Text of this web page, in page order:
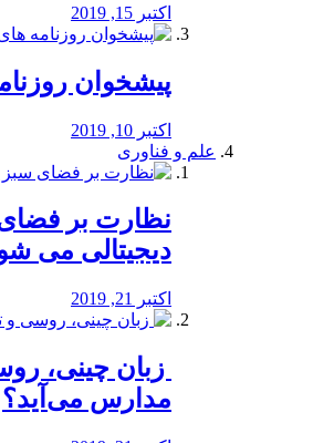
اکتبر 15, 2019
پیشخوان
اکتبر 10, 2019
علم و فناوری
نظارت بر
دیجیتالی می
اکتبر 21, 2019
زبان چینی،
مدارس می‌آید؟